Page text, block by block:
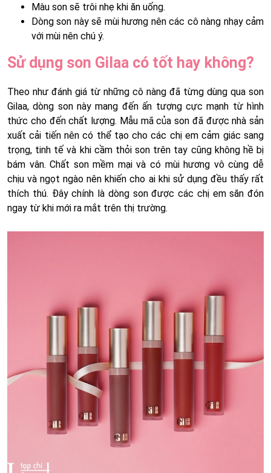
Màu son sẽ trôi nhẹ khi ăn uống.
Dòng son này sẽ mùi hương nên các cô nàng nhạy cảm
với mùi nên chú ý.
Sử dụng son Gilaa có tốt hay không?
Theo như đánh giá từ những cô nàng đã từng dùng qua son
Gilaa, dòng son này mang đến ấn tượng cực mạnh từ hình
thức cho đến chất lượng. Mẫu mã của son đã được nhà sản
xuất cải tiến nên có thể tạo cho các chị em cảm giác sang
trọng, tinh tế và khi cầm thỏi son trên tay cũng không hề bị
bám vân. Chất son mềm mại và có mùi hương vô cùng dễ
chịu và ngọt ngào nên khiến cho ai khi sử dụng đều thấy rất
thích thú. Đây chính là dòng son được các chị em săn đón
ngay từ khi mới ra mắt trên thị trường.